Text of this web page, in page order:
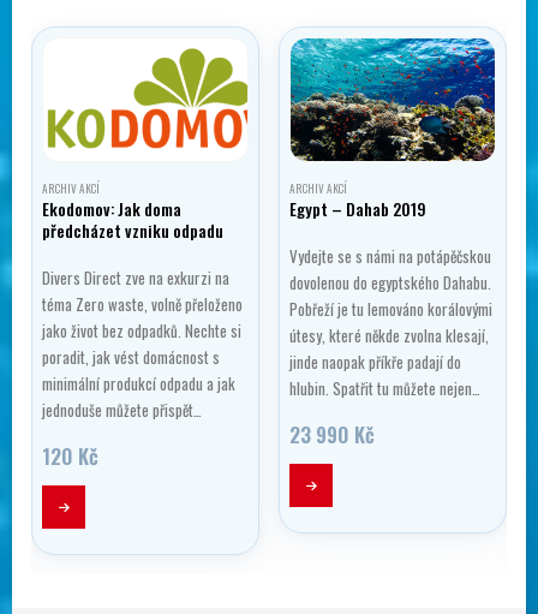
ARCHIV AKCÍ
Ekodomov: Jak doma
předcházet vzniku odpadu
Divers Direct zve na exkurzi na
téma Zero waste, volně přeloženo
jako život bez odpadků. Nechte si
poradit, jak vést domácnost s
minimální produkcí odpadu a jak
jednoduše můžete přispět…
120 Kč
ARCHIV AKCÍ
Egypt – Dahab 2019
Vydejte se s námi na potápěčskou
dovolenou do egyptského Dahabu.
Pobřeží je tu lemováno korálovými
útesy, které někde zvolna klesají,
jinde naopak příkře padají do
hlubin. Spatřit tu můžete nejen…
23 990 Kč